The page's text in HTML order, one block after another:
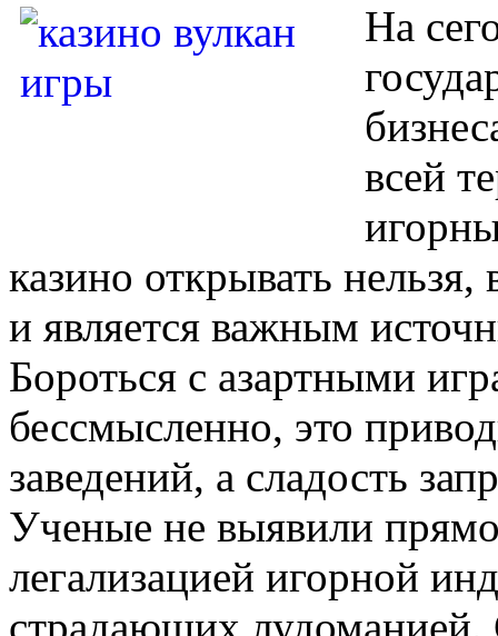
На
всей
казино открывать нельзя,
и является важным
Бороться с азартными
бессмысленно, это
заведений, а сладость
Ученые не выявили
легализацией игорной
страдающих лудоманией.